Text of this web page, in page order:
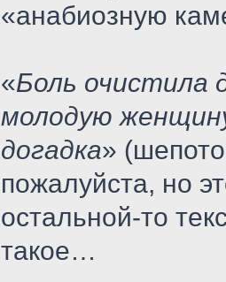
«анабиозную
«Боль очистила
молодую
догадка»
пожалуйста, но
остальной-то
такое…